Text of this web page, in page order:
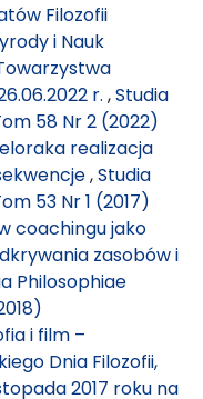
Filozofii
i Nauk
r. ,Studia
58 Nr 2 (2022)
realizacja
,Studia
53 Nr 1 (2017)
coachingu jako
zasobów i
Philosophiae
i film –
Dnia Filozofii,
2017 roku na